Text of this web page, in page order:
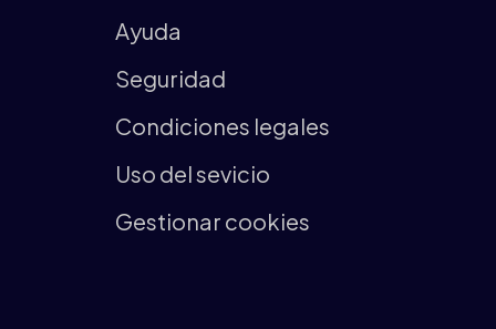
Ayuda
Seguridad
Condiciones legales
Uso del sevicio
Gestionar cookies